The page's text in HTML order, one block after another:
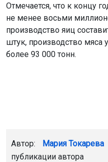
Отмечается, что к концу
не менее восьми
производство яиц
штук, производство мяса
более 93 000 тонн.
Автор: Мария Токарева
публикации автора